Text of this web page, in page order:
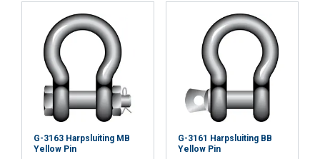
G-3163 Harpsluiting MB
Yellow Pin
G-3161 Harpsluiting BB
Yellow Pin